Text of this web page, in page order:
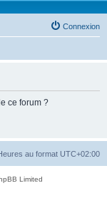
Connexion
ce forum ?
au format UTC+02:00
Limited